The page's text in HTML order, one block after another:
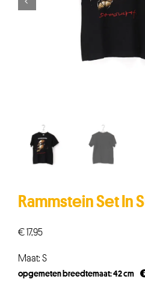
Rammstein Set In
€17,95
Maat: S
opgemeten breedtemaat: 42 cm